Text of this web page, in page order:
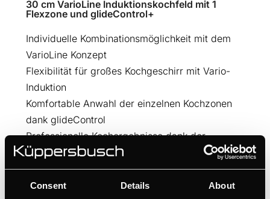
Consent Details About
30 cm VarioLine Induktionskochfeld mit 1
Flexzone und glideControl+
Individuelle Kombinationsmöglichkeit mit dem
VarioLine Konzept
Flexibilität für großes Kochgeschirr mit Vario-
Induktion
Komfortable Anwahl der einzelnen Kochzonen
dank glideControl
Professionelle Kochergebnisse dank der
automatischen Kochfunktionen